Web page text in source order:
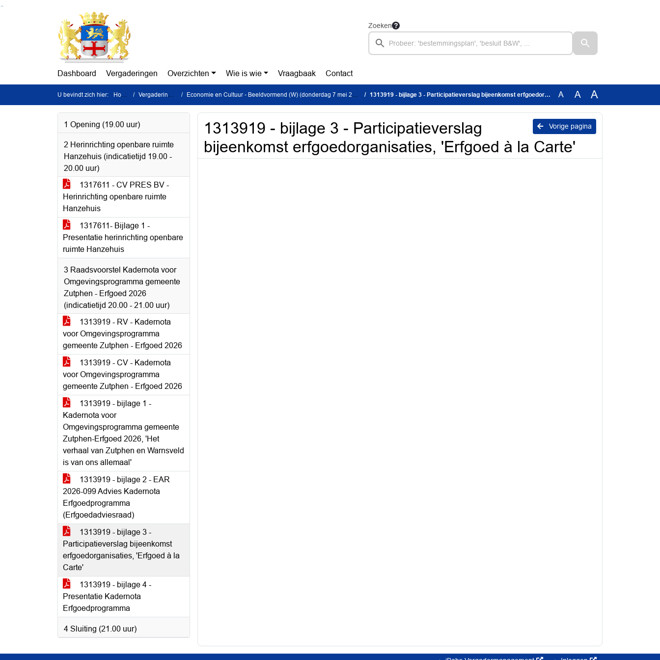
Ga naar de inhoud van deze pagina
Zoeken
Dashboard Vergaderingen Overzichten Wie is wie Vraagbaak Contact
U bevindt zich hier: Home Vergaderingen Economie en Cultuur - Beeldvormend (W) (donderdag 7 mei 2026) 1313919 - bijlage 3 - Participatieverslag bijeenkomst erfgoedorganisaties, 'Erfgoed à la Carte' A A A
1 Opening (19.00 uur)
2 Herinrichting openbare ruimte
Hanzehuis (indicatietijd 19.00 -
20.00 uur)
1317611 - CV PRES BV -
Herinrichting openbare ruimte
Hanzehuis
1317611- Bijlage 1 -
Presentatie herinrichting openbare
ruimte Hanzehuis
3 Raadsvoorstel Kadernota voor
Omgevingsprogramma gemeente
Zutphen - Erfgoed 2026
(indicatietijd 20.00 - 21.00 uur)
1313919 - RV - Kadernota
voor Omgevingsprogramma
gemeente Zutphen - Erfgoed 2026
1313919 - CV - Kadernota
voor Omgevingsprogramma
gemeente Zutphen - Erfgoed 2026
1313919 - bijlage 1 -
Kadernota voor
Omgevingsprogramma gemeente
Zutphen-Erfgoed 2026, 'Het
verhaal van Zutphen en Warnsveld
is van ons allemaal'
1313919 - bijlage 2 - EAR
2026-099 Advies Kadernota
Erfgoedprogramma
(Erfgoedadviesraad)
1313919 - bijlage 3 -
Participatieverslag bijeenkomst
erfgoedorganisaties, 'Erfgoed à la
Carte'
1313919 - bijlage 4 -
Presentatie Kadernota
Erfgoedprogramma
4 Sluiting (21.00 uur)
Vorige pagina
1313919 - bijlage 3 - Participatieverslag
bijeenkomst erfgoedorganisaties, 'Erfgoed à la Carte'